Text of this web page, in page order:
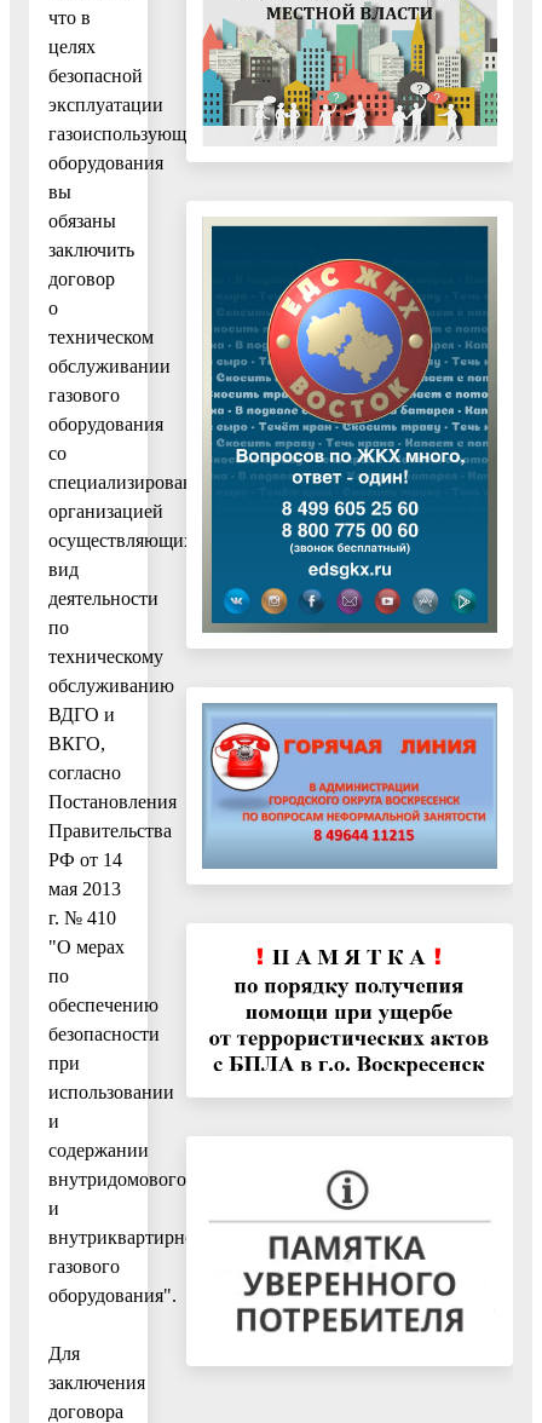
что в
целях
безопасной
эксплуатации
газоиспользующего
оборудования
вы
обязаны
заключить
договор
о
техническом
обслуживании
газового
оборудования
со
специализированной
организацией
осуществляющих
вид
деятельности
по
техническому
обслуживанию
ВДГО и
ВКГО,
согласно
Постановления
Правительства
РФ от 14
мая 2013
г. № 410
"О мерах
по
обеспечению
безопасности
при
использовании
и
содержании
внутридомового
и
внутриквартирного
газового
оборудования".
Для
заключения
договора